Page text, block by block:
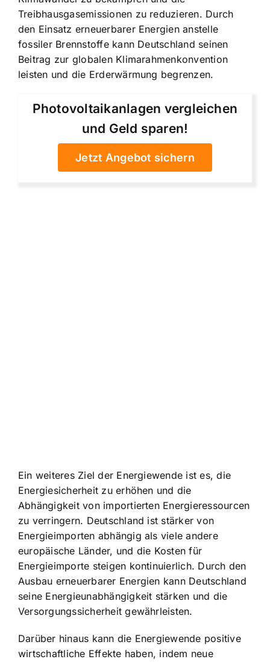
Treibhausgasemissionen zu reduzieren. Durch
den Einsatz erneuerbarer Energien anstelle
fossiler Brennstoffe kann Deutschland seinen
Beitrag zur globalen Klimarahmenkonvention
leisten und die Erderwärmung begrenzen.
Photovoltaikanlagen vergleichen
und Geld sparen!
Jetzt Angebot sichern
Ein weiteres Ziel der Energiewende ist es, die
Energiesicherheit zu erhöhen und die
Abhängigkeit von importierten Energieressourcen
zu verringern. Deutschland ist stärker von
Energieimporten abhängig als viele andere
europäische Länder, und die Kosten für
Energieimporte steigen kontinuierlich. Durch den
Ausbau erneuerbarer Energien kann Deutschland
seine Energieunabhängigkeit stärken und die
Versorgungssicherheit gewährleisten.
Darüber hinaus kann die Energiewende positive
wirtschaftliche Effekte haben, indem neue